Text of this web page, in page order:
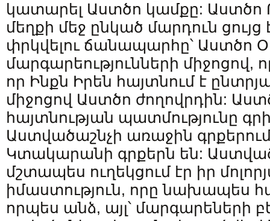
կատարել Աստծո կամքը: Աստծո
մեղքի մեջ ընկած մարդուն
փրկվելու ճանապարհը՝ Աստծո
մարգարեությունների
որ Ինքն Իրեն հայտնում է
միջոցով Աստծո ժողովրդին:
հայտնության պատմությունը
Աստվածաշնչի առաջին
Կտակարանի գրքերն են:
մշտապես ուղեկցում էր իր
իմաստություն, որը նախապես
որպես անձ, այլ՝ մարգարեների